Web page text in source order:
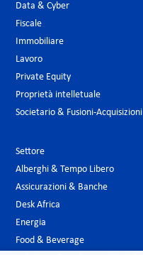
Data & Cyber
Fiscale
Immobiliare
Lavoro
Private Equity
Proprietà intelletuale
Societario & Fusioni-Acquisizioni
Settore
Alberghi & Tempo Libero
Assicurazioni & Banche
Desk Africa
Energia
Food & Beverage